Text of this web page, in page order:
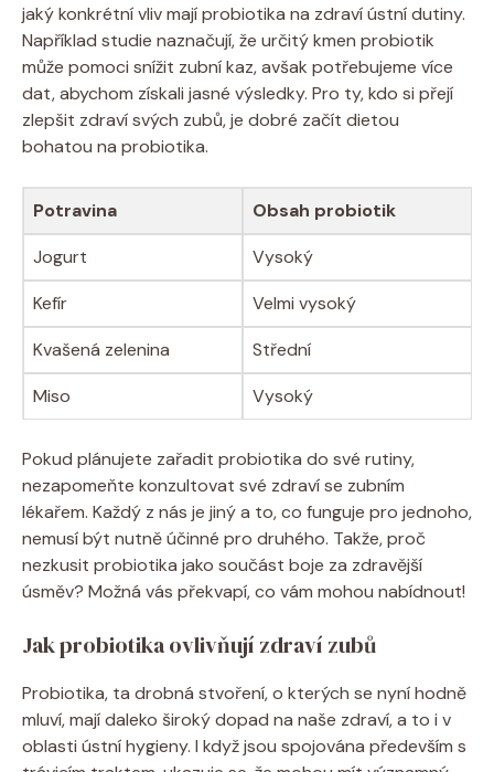
jaký konkrétní vliv mají probiotika na zdraví ústní dutiny.
Například studie naznačují, že určitý kmen probiotik
může pomoci snížit zubní kaz, avšak potřebujeme více
dat, abychom získali jasné výsledky. Pro ty, kdo si přejí
zlepšit zdraví svých zubů, je dobré začít dietou
bohatou na probiotika.
Potravina
Obsah probiotik
Jogurt
Vysoký
Kefír
Velmi vysoký
Kvašená zelenina
Střední
Miso
Vysoký
Pokud plánujete zařadit probiotika do své rutiny,
nezapomeňte konzultovat své zdraví se zubním
lékařem. Každý z nás je jiný a to, co funguje pro jednoho,
nemusí být nutně účinné pro druhého. Takže, proč
nezkusit probiotika jako součást boje za zdravější
úsměv? Možná vás překvapí, co vám mohou nabídnout!
Jak probiotika ovlivňují zdraví zubů
Probiotika, ta drobná stvoření, o kterých se nyní hodně
mluví, mají daleko široký dopad na naše zdraví, a to i v
oblasti ústní hygieny. I když jsou spojována především s